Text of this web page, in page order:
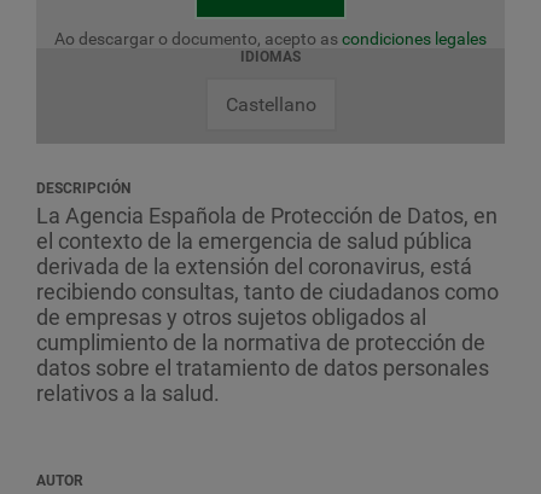
Ao descargar o documento, acepto ascondiciones legales
IDIOMAS
Castellano
DESCRIPCIÓN
La Agencia Española de Protección de Datos, en
el contexto de la emergencia de salud pública
derivada de la extensión del coronavirus, está
recibiendo consultas, tanto de ciudadanos como
de empresas y otros sujetos obligados al
cumplimiento de la normativa de protección de
datos sobre el tratamiento de datos personales
relativos a la salud.
AUTOR